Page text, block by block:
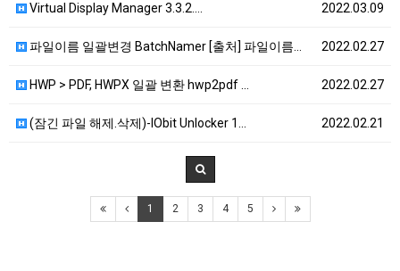
2022.03.09
Virtual Display Manager 3.3.2.…
2022.02.27
파일이름 일괄변경 BatchNamer [출처] 파일이름…
2022.02.27
HWP > PDF, HWPX 일괄 변환 hwp2pdf …
2022.02.21
(잠긴 파일 해제.삭제)-IObit Unlocker 1…
1 2 3 4 5